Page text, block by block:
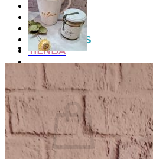
Inicio
Nosotros
Contacto
MAYORISTAS
TIENDA
0